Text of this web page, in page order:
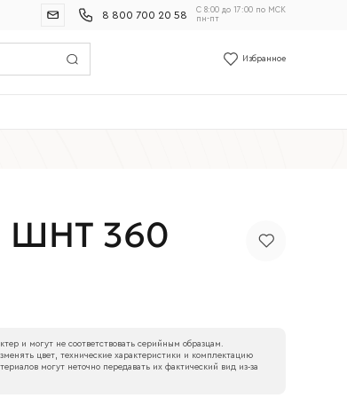
8 800 700 20 58
С 8:00 до 17:00 по МСК
пн-пт
Избранное
ШНТ 360
и могут не соответствовать серийным образцам.
цвет, технические характеристики и комплектацию
могут неточно передавать их фактический вид из‑за